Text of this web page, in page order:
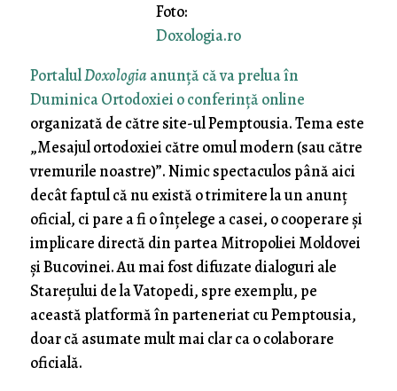
Foto:
Doxologia.ro
PortalulDoxologia anunță că va prelua în
Duminica Ortodoxiei o conferință online
organizată de către site-ul Pemptousia. Tema este
„Mesajul ortodoxiei către omul modern (sau către
vremurile noastre)”. Nimic spectaculos până aici
decât faptul că nu există o trimitere la un anunț
oficial, ci pare a fi o înțelege a casei, o cooperare și
implicare directă din partea Mitropoliei Moldovei
și Bucovinei. Au mai fost difuzate dialoguri ale
Starețului de la Vatopedi, spre exemplu, pe
această platformă în parteneriat cu Pemptousia,
doar că asumate mult mai clar ca o colaborare
oficială.